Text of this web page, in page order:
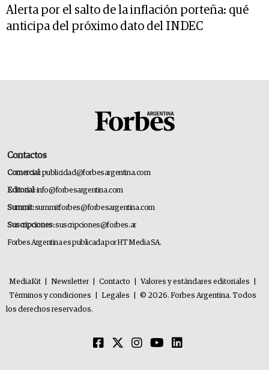
Alerta por el salto de la inflación porteña: qué
anticipa del próximo dato del INDEC
Contactos
Comercial:publicidad@forbesargentina.com
Editorial:info@forbesargentina.com
Summit:summitforbes@forbesargentina.com
Suscripciones:suscripciones@forbes.ar
Forbes Argentina es publicada por HT Media SA.
MediaKit Newsletter Contacto Valores y estándares editoriales
Términos y condiciones
Legales
© 2026. Forbes Argentina. Todos
los derechos reservados.